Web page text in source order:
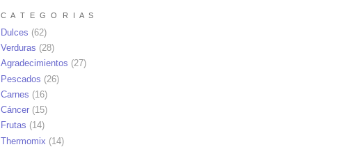
C A T E G O R I A S
Dulces (62)
Verduras (28)
Agradecimientos (27)
Pescados (26)
Carnes (16)
Cáncer (15)
Frutas (14)
Thermomix (14)